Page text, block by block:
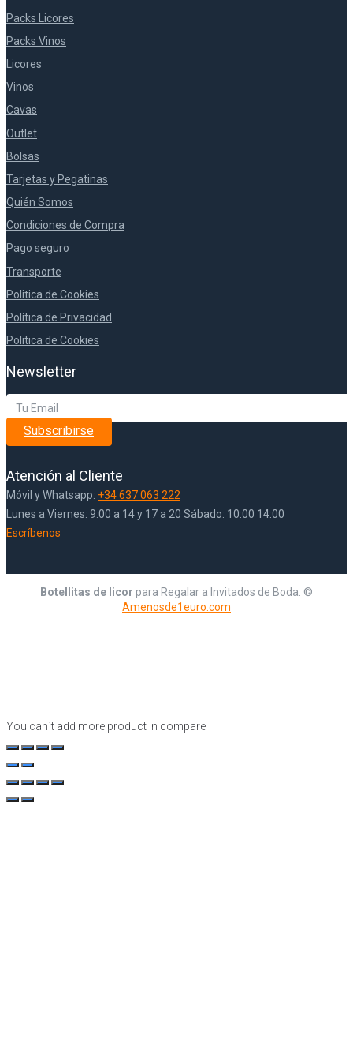
Packs Licores
Packs Vinos
Licores
Vinos
Cavas
Outlet
Bolsas
Tarjetas y Pegatinas
Quién Somos
Condiciones de Compra
Pago seguro
Transporte
Politica de Cookies
Política de Privacidad
Politica de Cookies
Newsletter
Subscribirse
Atención al Cliente
Móvil y Whatsapp: +34 637 063 222
Lunes a Viernes: 9:00 a 14 y 17 a 20 Sábado: 10:00 14:00
Escríbenos
Botellitas de licor para Regalar a Invitados de Boda. ©
Amenosde1euro.com
You can`t add more product in compare